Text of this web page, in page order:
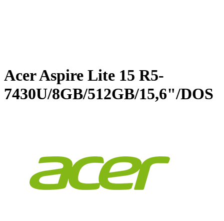
Acer Aspire Lite 15 R5-
7430U/8GB/512GB/15,6"/DOS